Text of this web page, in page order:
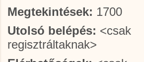
Megtekintések: 1700
Utolsó belépés: <csak
regisztráltaknak>